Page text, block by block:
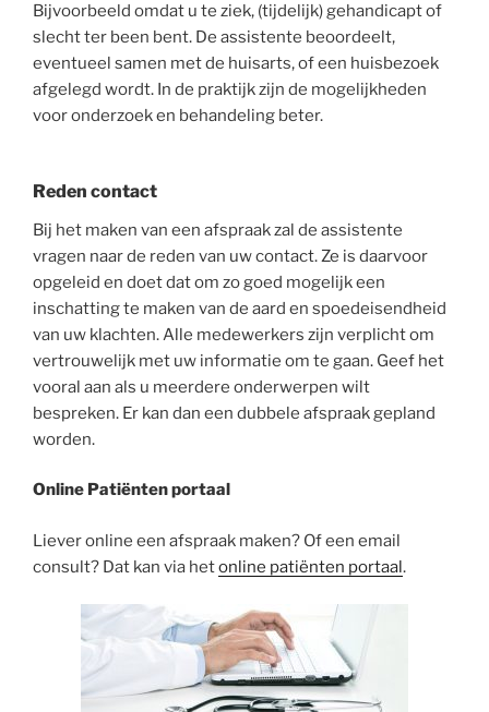
Bijvoorbeeld omdat u te ziek, (tijdelijk) gehandicapt of
slecht ter been bent. De assistente beoordeelt,
eventueel samen met de huisarts, of een huisbezoek
afgelegd wordt. In de praktijk zijn de mogelijkheden
voor onderzoek en behandeling beter.
Reden contact
Bij het maken van een afspraak zal de assistente
vragen naar de reden van uw contact. Ze is daarvoor
opgeleid en doet dat om zo goed mogelijk een
inschatting te maken van de aard en spoedeisendheid
van uw klachten. Alle medewerkers zijn verplicht om
vertrouwelijk met uw informatie om te gaan. Geef het
vooral aan als u meerdere onderwerpen wilt
bespreken. Er kan dan een dubbele afspraak gepland
worden.
Online Patiënten portaal
Liever online een afspraak maken? Of een email
consult? Dat kan via hetonline patiënten portaal.